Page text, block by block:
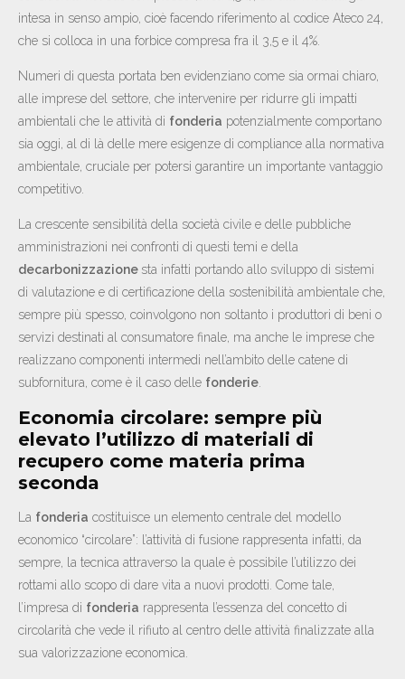
intesa in senso ampio, cioè facendo riferimento al codice Ateco 24,
che si colloca in una forbice compresa fra il 3,5 e il 4%.
Numeri di questa portata ben evidenziano come sia ormai chiaro,
alle imprese del settore, che intervenire per ridurre gli impatti
ambientali che le attività di fonderia potenzialmente comportano
sia oggi, al di là delle mere esigenze di compliance alla normativa
ambientale, cruciale per potersi garantire un importante vantaggio
competitivo.
La crescente sensibilità della società civile e delle pubbliche
amministrazioni nei confronti di questi temi e della
decarbonizzazione sta infatti portando allo sviluppo di sistemi
di valutazione e di certificazione della sostenibilità ambientale che,
sempre più spesso, coinvolgono non soltanto i produttori di beni o
servizi destinati al consumatore finale, ma anche le imprese che
realizzano componenti intermedi nell’ambito delle catene di
subfornitura, come è il caso delle fonderie
Economia circolare: sempre più
elevato l’utilizzo di materiali di
recupero come materia prima
seconda
La fonderia costituisce un elemento centrale del modello
economico “circolare”: l’attività di fusione rappresenta infatti, da
sempre, la tecnica attraverso la quale è possibile l’utilizzo dei
rottami allo scopo di dare vita a nuovi prodotti. Come tale,
l’impresa di fonderia rappresenta l’essenza del concetto di
circolarità che vede il rifiuto al centro delle attività finalizzate alla
sua valorizzazione economica.